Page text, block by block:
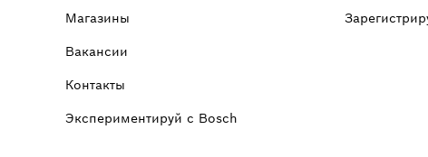
Магазины
Вакансии
Контакты
Экспериментируй с Bosch